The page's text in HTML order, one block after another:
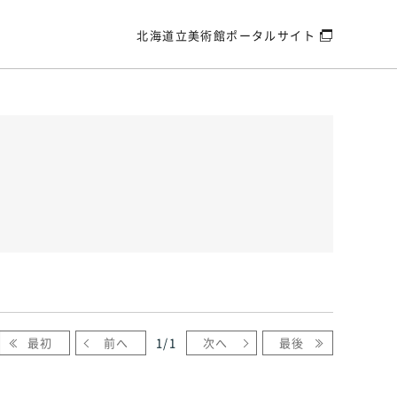
北海道立美術館ポータルサイト
最初 前へ 1/1 次へ 最後